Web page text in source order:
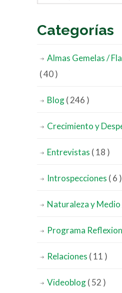
Categorías
Almas Gemelas /
( 40 )
Blog( 246 )
Crecimiento y
Entrevistas ( 18 )
Introspecciones ( 6 )
Naturaleza y
Programa
Relaciones ( 11 )
Videoblog( 52 )